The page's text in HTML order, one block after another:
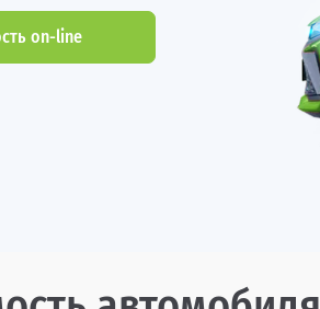
on-line